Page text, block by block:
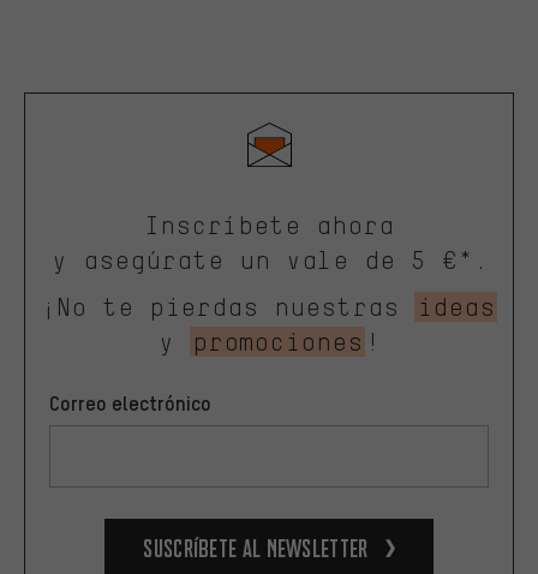
Inscríbete ahora
y asegúrate un vale de 5 €*.
¡No te pierdas nuestras
ideas
y
promociones !
Correo electrónico
Suscríbete al newsletter